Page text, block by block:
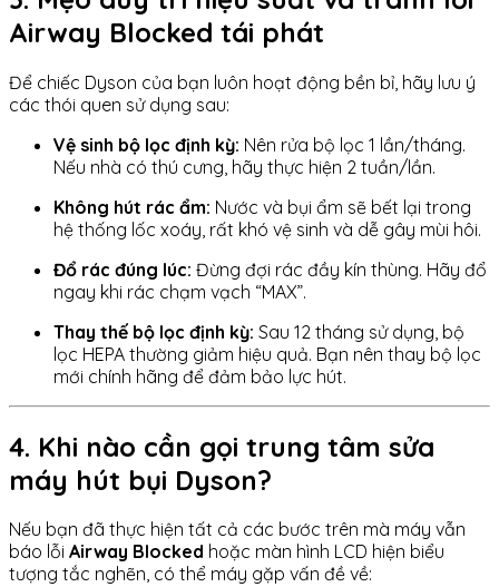
Airway Blocked tái phát
Để chiếc Dyson của bạn luôn hoạt động bền bỉ, hãy lưu ý
các thói quen sử dụng sau:
Vệ sinh bộ lọc định kỳ: Nên rửa bộ lọc 1 lần/tháng.
Nếu nhà có thú cưng, hãy thực hiện 2 tuần/lần.
Không hút rác ẩm: Nước và bụi ẩm sẽ bết lại trong
hệ thống lốc xoáy, rất khó vệ sinh và dễ gây mùi hôi.
Đổ rác đúng lúc: Đừng đợi rác đầy kín thùng. Hãy đổ
ngay khi rác chạm vạch “MAX”.
Thay thế bộ lọc định kỳ: Sau 12 tháng sử dụng, bộ
lọc HEPA thường giảm hiệu quả. Bạn nên thay bộ lọc
mới chính hãng để đảm bảo lực hút.
4. Khi nào cần gọi trung tâm sửa
máy hút bụi Dyson?
Nếu bạn đã thực hiện tất cả các bước trên mà máy vẫn
báo lỗi Airway Blocked hoặc màn hình LCD hiện biểu
tượng tắc nghẽn, có thể máy gặp vấn đề về: